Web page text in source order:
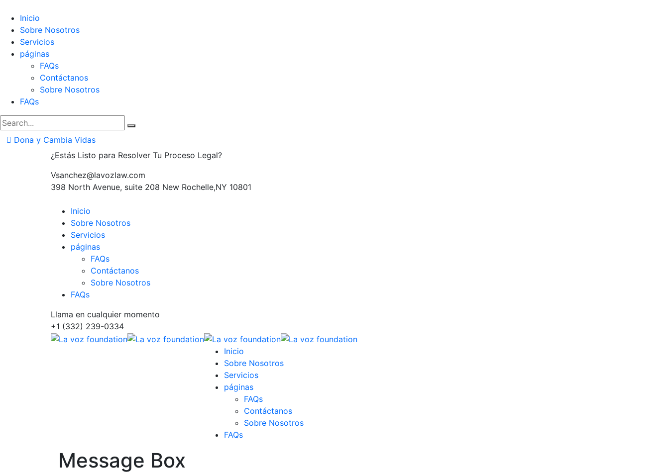
Inicio
Sobre Nosotros
Servicios
páginas
FAQs
Contáctanos
Sobre Nosotros
FAQs
Dona y Cambia Vidas
¿Estás Listo para Resolver Tu Proceso Legal?
Vsanchez@lavozlaw.com
398 North Avenue, suite 208 New Rochelle,NY 10801
Inicio
Sobre Nosotros
Servicios
páginas
FAQs
Contáctanos
Sobre Nosotros
FAQs
Llama en cualquier momento
+1 (332) 239-0334
Inicio
Sobre Nosotros
Servicios
páginas
FAQs
Contáctanos
Sobre Nosotros
FAQs
Message Box